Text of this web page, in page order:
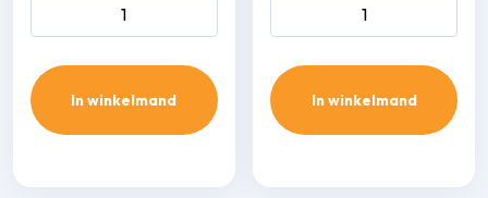
In winkelmand In winkelmand